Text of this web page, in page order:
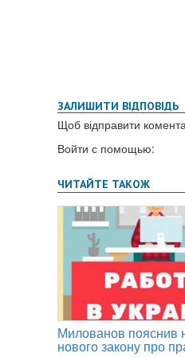
ЗАЛИШИТИ ВІДПОВІДЬ
Щоб відправити
Войти с помощью: